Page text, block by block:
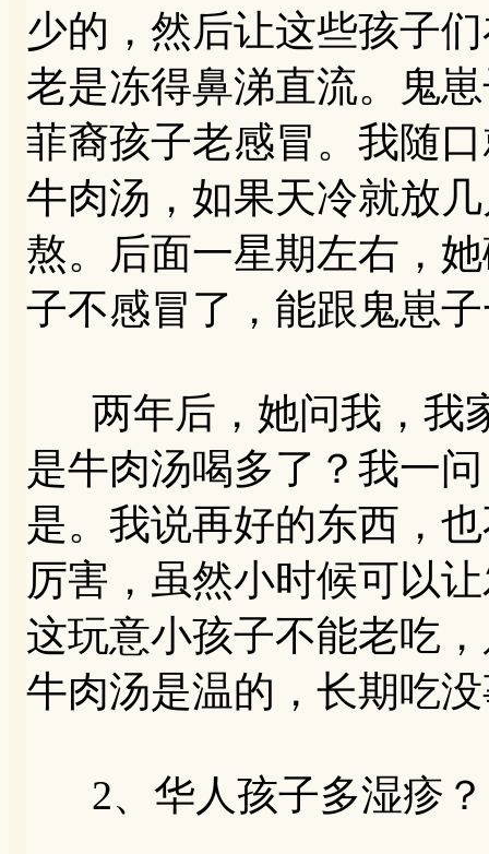
少的，然后让这些孩子
老是冻得鼻涕直流。鬼
菲裔孩子老感冒。我随
牛肉汤，如果天冷就放
熬。后面一星期左右，
子不感冒了，能跟鬼崽
两年后，她问我，我
是牛肉汤喝多了？我一
是。我说再好的东西，
厉害，虽然小时候可以
这玩意小孩子不能老吃
牛肉汤是温的，长期吃
2、华人孩子多湿疹？